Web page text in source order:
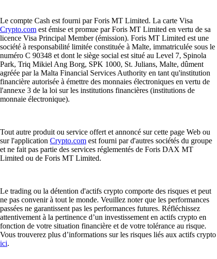
Le compte Cash est fourni par Foris MT Limited. La carte Visa
Crypto.com est émise et promue par Foris MT Limited en vertu de sa
licence Visa Principal Member (émission). Foris MT Limited est une
société à responsabilité limitée constituée à Malte, immatriculée sous le
numéro C 90348 et dont le siège social est situé au Level 7, Spinola
Park, Triq Mikiel Ang Borg, SPK 1000, St. Julians, Malte, dûment
agréée par la Malta Financial Services Authority en tant qu'institution
financière autorisée à émettre des monnaies électroniques en vertu de
l'annexe 3 de la loi sur les institutions financières (institutions de
monnaie électronique).
Tout autre produit ou service offert et annoncé sur cette page Web ou
sur l'application Crypto.com est fourni par d'autres sociétés du groupe
et ne fait pas partie des services réglementés de Foris DAX MT
Limited ou de Foris MT Limited.
Le trading ou la détention d'actifs crypto comporte des risques et peut
ne pas convenir à tout le monde. Veuillez noter que les performances
passées ne garantissent pas les performances futures. Réfléchissez
attentivement à la pertinence d’un investissement en actifs crypto en
fonction de votre situation financière et de votre tolérance au risque.
Vous trouverez plus d’informations sur les risques liés aux actifs crypto
ici.